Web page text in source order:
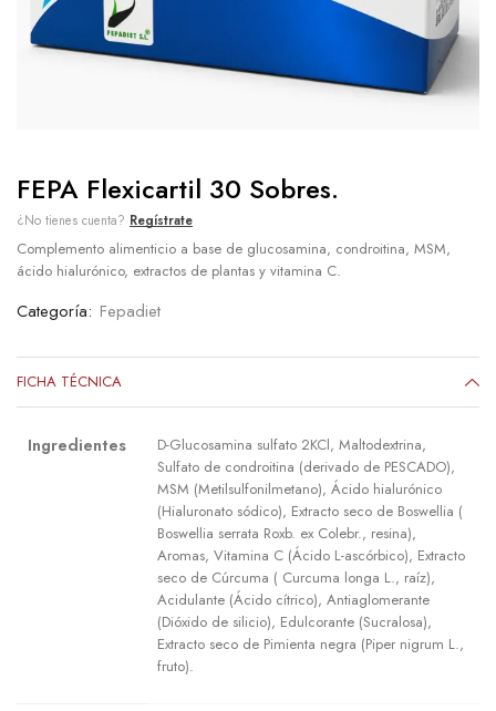
FEPA Flexicartil 30 Sobres.
¿No tienes cuenta? Regístrate
Complemento alimenticio a base de glucosamina, condroitina, MSM,
ácido hialurónico, extractos de plantas y vitamina C.
Categoría: Fepadiet
FICHA TÉCNICA
Ingredientes
D-Glucosamina sulfato 2KCl, Maltodextrina,
Sulfato de condroitina (derivado de PESCADO),
MSM (Metilsulfonilmetano), Ácido hialurónico
(Hialuronato sódico), Extracto seco de Boswellia (
Boswellia serrata Roxb. ex Colebr., resina),
Aromas, Vitamina C (Ácido L-ascórbico), Extracto
seco de Cúrcuma ( Curcuma longa L., raíz),
Acidulante (Ácido cítrico), Antiaglomerante
(Dióxido de silicio), Edulcorante (Sucralosa),
Extracto seco de Pimienta negra (Piper nigrum L.,
fruto).